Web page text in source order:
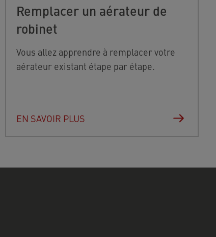
Remplacer un aérateur de
robinet
Vous allez apprendre à remplacer votre
aérateur existant étape par étape.
EN SAVOIR PLUS